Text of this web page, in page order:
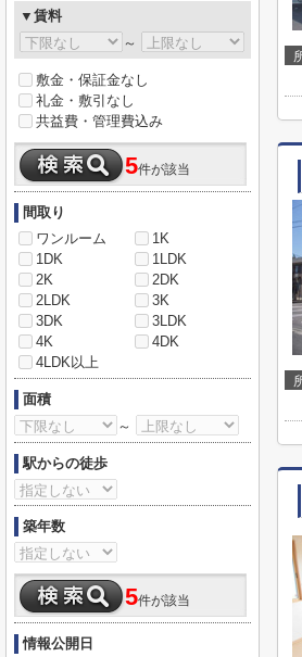
▼賃料
～
敷金・保証金なし
礼金・敷引なし
共益費・管理費込み
5件が該当
間取り
ワンルーム
1K
1DK
1LDK
2K
2DK
2LDK
3K
3DK
3LDK
4K
4DK
4LDK以上
面積
～
駅からの徒歩
築年数
5件が該当
情報公開日